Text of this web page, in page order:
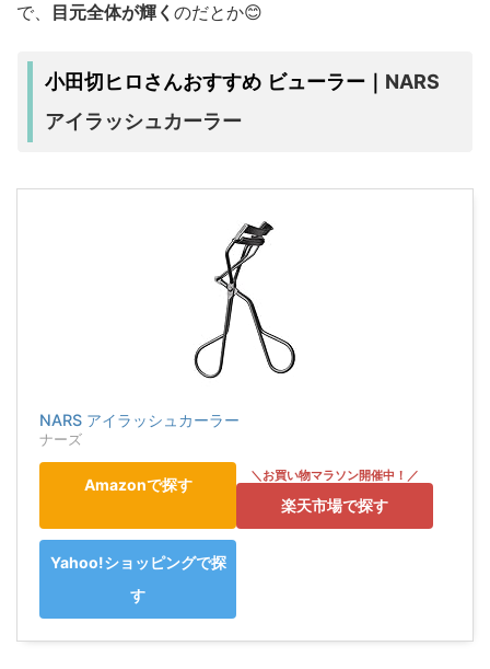
で、 目元全体が輝く のだとか😊
小田切ヒロさんおすすめ ビューラー｜ NARS
アイラッシュカーラー
NARS アイラッシュカーラー
ナーズ
Amazonで探す
楽天市場で探す
Yahoo!ショッピングで探
す